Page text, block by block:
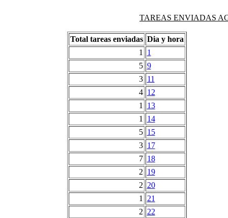
TAREAS ENVIADAS
Total tareas enviadas Dia y hora
1
1
5 9
3 11
4 12
1
13
1
14
5 15
3 17
7 18
2 19
2 20
1
21
2 22